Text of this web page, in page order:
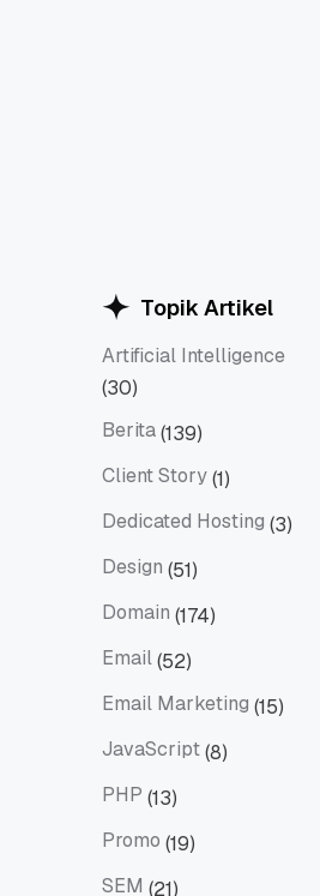
Topik Artikel
Artificial Intelligence
Artificial Intelligence
(30)
Berita(139)
Client Story(1)
Dedicated Hosting (3)
Design (51)
Domain (174)
Email(52)
Email Marketing (15)
JavaScript(8)
PHP (13)
Promo (19)
SEM (21)